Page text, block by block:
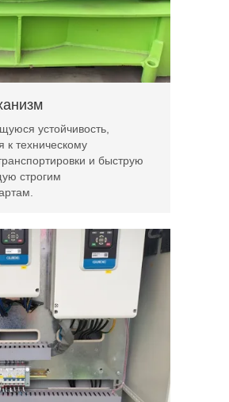
устойчивость,
техническому
и быструю
строгим